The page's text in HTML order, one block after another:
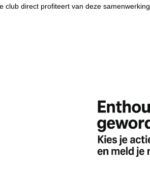
direct profiteert van deze samenwerking.